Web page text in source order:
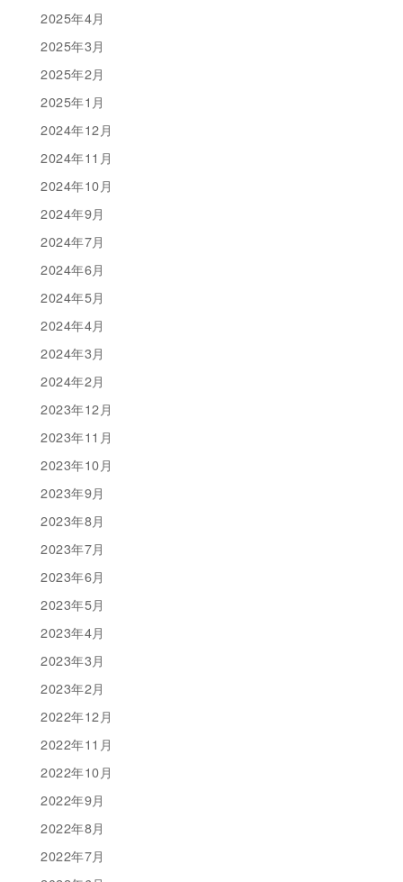
2025年4月
2025年3月
2025年2月
2025年1月
2024年12月
2024年11月
2024年10月
2024年9月
2024年7月
2024年6月
2024年5月
2024年4月
2024年3月
2024年2月
2023年12月
2023年11月
2023年10月
2023年9月
2023年8月
2023年7月
2023年6月
2023年5月
2023年4月
2023年3月
2023年2月
2022年12月
2022年11月
2022年10月
2022年9月
2022年8月
2022年7月